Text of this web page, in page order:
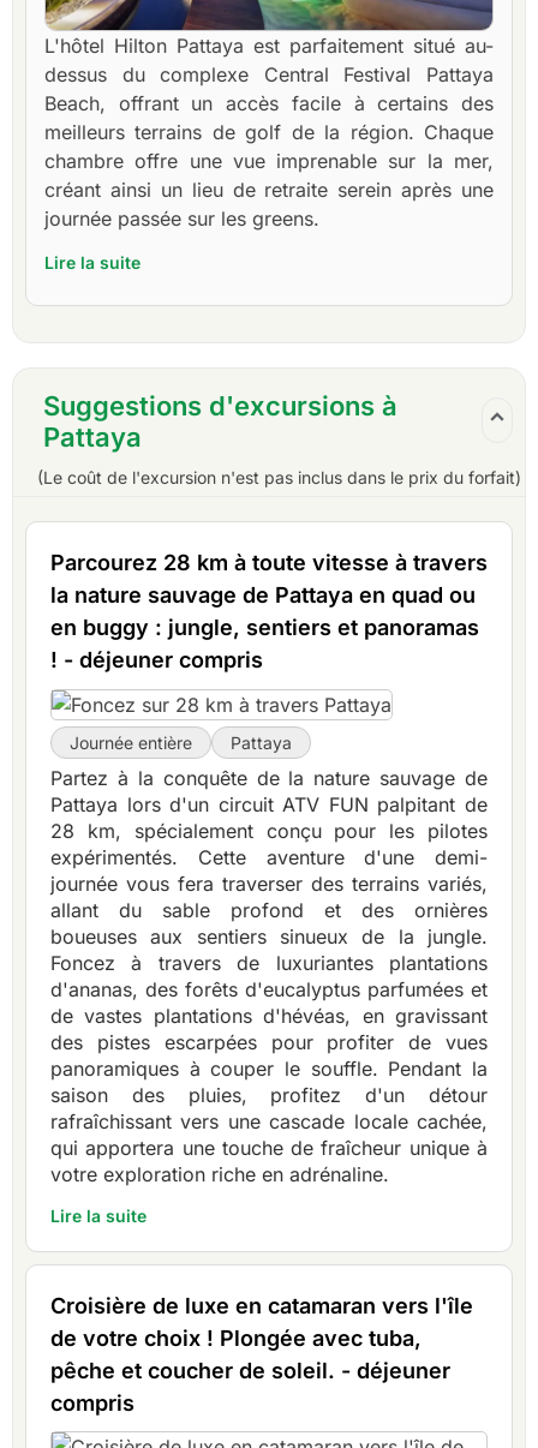
L'hôtel Hilton Pattaya est parfaitement situé au-
dessus du complexe Central Festival Pattaya
Beach, offrant un accès facile à certains des
meilleurs terrains de golf de la région. Chaque
chambre offre une vue imprenable sur la mer,
créant ainsi un lieu de retraite serein après une
journée passée sur les greens.
Lire la suite
Suggestions d'excursions à
Pattaya
(Le coût de l'excursion n'est pas inclus dans le prix du forfait)
Parcourez 28 km à toute vitesse à travers
la nature sauvage de Pattaya en quad ou
en buggy : jungle, sentiers et panoramas
! - déjeuner compris
Journée entière Pattaya
Partez à la conquête de la nature sauvage de
Pattaya lors d'un circuit ATV FUN palpitant de
28 km, spécialement conçu pour les pilotes
expérimentés. Cette aventure d'une demi-
journée vous fera traverser des terrains variés,
allant du sable profond et des ornières
boueuses aux sentiers sinueux de la jungle.
Foncez à travers de luxuriantes plantations
d'ananas, des forêts d'eucalyptus parfumées et
de vastes plantations d'hévéas, en gravissant
des pistes escarpées pour profiter de vues
panoramiques à couper le souffle. Pendant la
saison des pluies, profitez d'un détour
rafraîchissant vers une cascade locale cachée,
qui apportera une touche de fraîcheur unique à
votre exploration riche en adrénaline.
Lire la suite
Croisière de luxe en catamaran vers l'île
de votre choix ! Plongée avec tuba,
pêche et coucher de soleil. - déjeuner
compris